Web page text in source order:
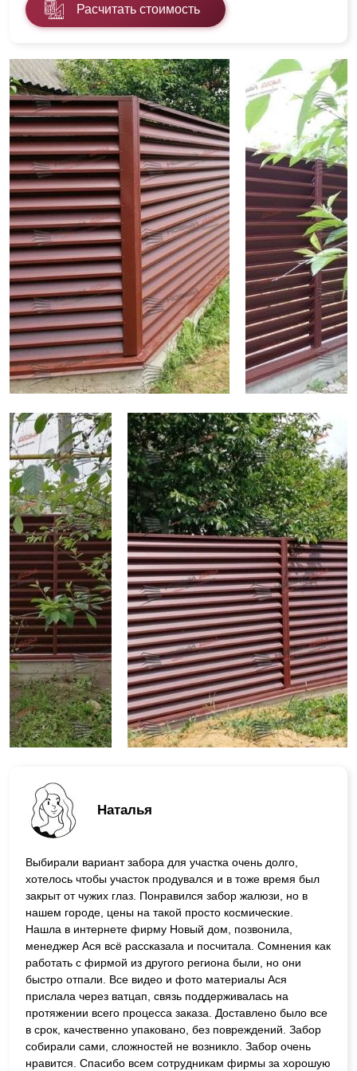
Наталья
Выбирали вариант забора для участка очень долго,
хотелось чтобы участок продувался и в тоже время был
закрыт от чужих глаз. Понравился забор жалюзи, но в
нашем городе, цены на такой просто космические.
Нашла в интернете фирму Новый дом, позвонила,
менеджер Ася всё рассказала и посчитала. Сомнения как
работать с фирмой из другого региона были, но они
быстро отпали. Все видео и фото материалы Ася
прислала через ватцап, связь поддерживалась на
протяжении всего процесса заказа. Доставлено было все
в срок, качественно упаковано, без повреждений. Забор
собирали сами, сложностей не возникло. Забор очень
нравится. Спасибо всем сотрудникам фирмы за хорошую
Расчитать стоимость